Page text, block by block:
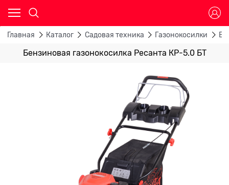
Главная Каталог Садовая техника Газонокосилки
Бензиновая газонокосилка Ресанта КР-5.0 БТ